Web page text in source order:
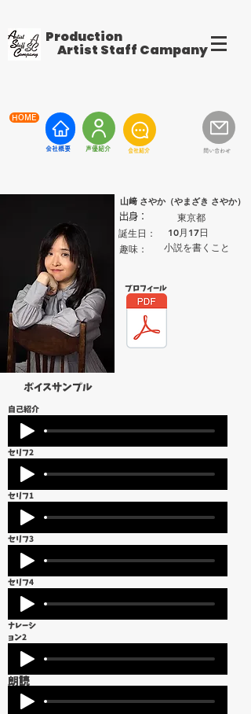
Production
Artist Staff Campany
HOME
​会社概要 ​声優紹介 ​会社紹介 問い合わせ
山﨑 さやか（やまざき さやか）
出身：
​誕生日：
​趣味：
東京都
10月17日
小説を書くこと
​プロフィール
​ボイスサンプル
​自己紹介
セリフ2
セリフ1
セリフ3
セリフ4
ナレーシ
ョン2
朗読